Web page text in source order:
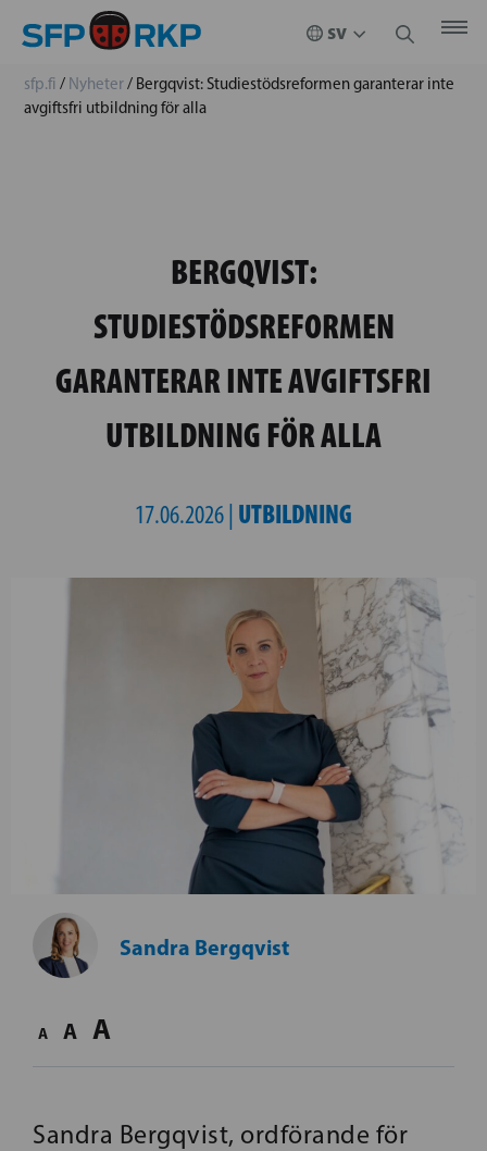
sfp.fi / Nyheter/ Bergqvist: Studiestödsreformen garanterar inte
avgiftsfri utbildning för alla
BERGQVIST:
STUDIESTÖDSREFORMEN
GARANTERAR INTE AVGIFTSFRI
UTBILDNING FÖR ALLA
17.06.2026 | UTBILDNING
Sandra Bergqvist
A A A
Sandra Bergqvist, ordförande för